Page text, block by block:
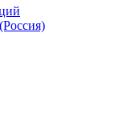
рынка